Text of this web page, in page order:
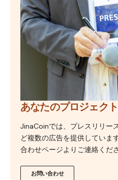
あなたのプロジェク
JinaCoinでは、プレスリリー
ど複数の広告を提供していま
合わせページよりご連絡くださ
お問い合わせ